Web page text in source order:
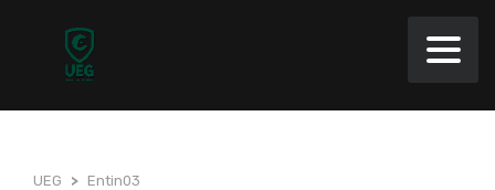
UEG > Entin03